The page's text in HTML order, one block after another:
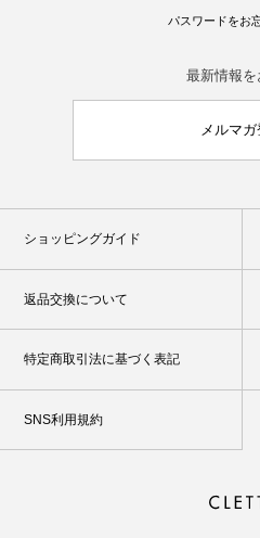
パスワードをお
最新情報を
メルマ
ショッピングガイド
返品交換について
特定商取引法に基づく表記
SNS利用規約